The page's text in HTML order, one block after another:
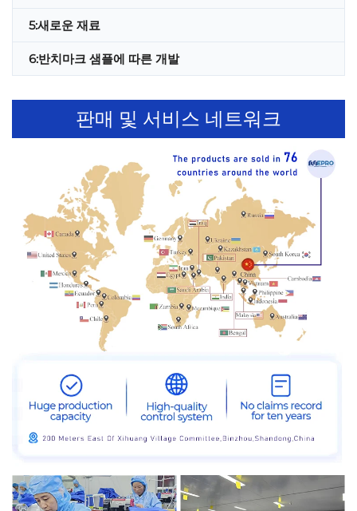
5:새로운 재료
6:반치마크 샘플에 따른 개발
판매 및 서비스 네트워크